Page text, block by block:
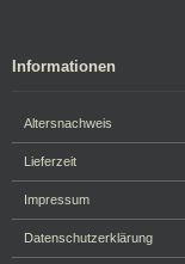
Informationen
Altersnachweis
Lieferzeit
Impressum
Datenschutzerklärung